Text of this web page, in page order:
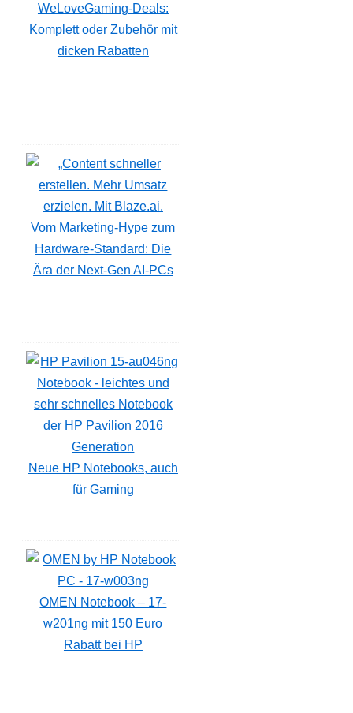
WeLoveGaming-Deals:
Komplett oder Zubehör mit
dicken Rabatten
Vom Marketing-Hype zum
Hardware-Standard: Die
Ära der Next-Gen AI-PCs
Neue HP Notebooks, auch
für Gaming
OMEN Notebook – 17-
w201ng mit 150 Euro
Rabatt bei HP